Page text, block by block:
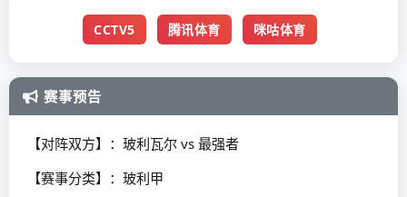
CCTV5 腾讯体育 咪咕体育
赛事预告
【对阵双方】：玻利瓦尔 vs 最强者
【赛事分类】：玻利甲